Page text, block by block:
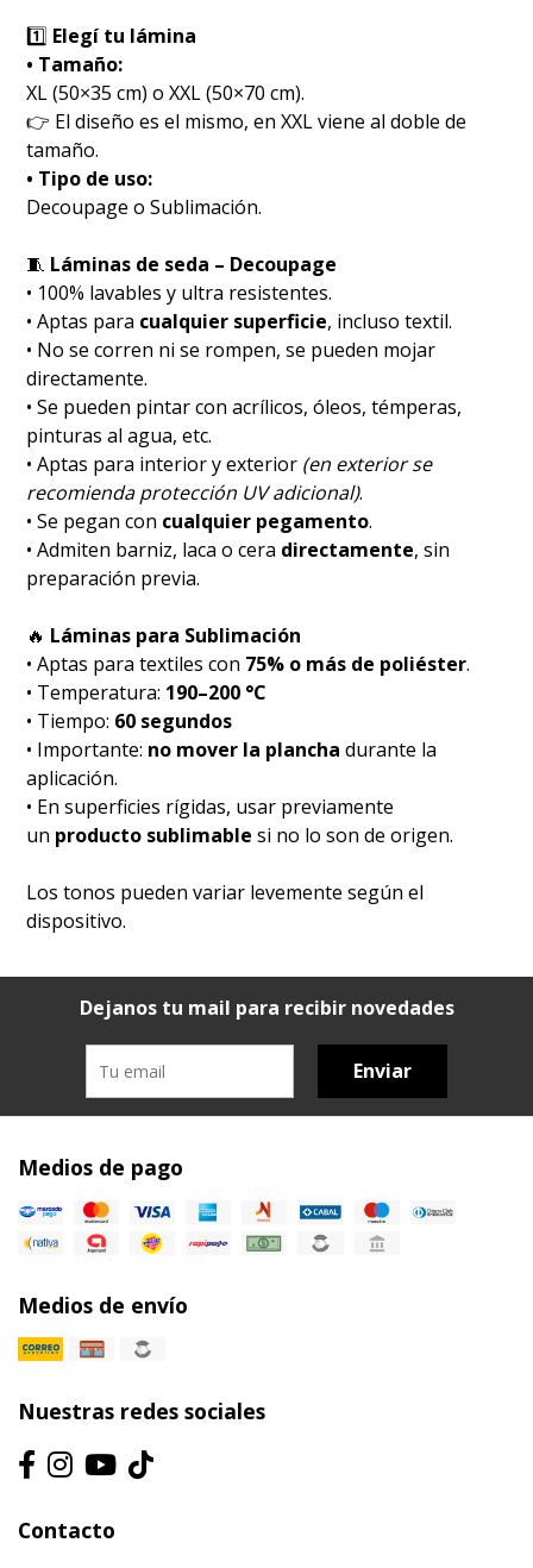
1️⃣ Elegí tu lámina
• Tamaño:
XL (50×35 cm) o XXL (50×70 cm).
👉 El diseño es el mismo, en XXL viene al doble de
tamaño.
• Tipo de uso:
Decoupage o Sublimación.
🧵 Láminas de seda – Decoupage
• 100% lavables y ultra resistentes.
• Aptas para cualquier superficie, incluso textil.
• No se corren ni se rompen, se pueden mojar
directamente.
• Se pueden pintar con acrílicos, óleos, témperas,
pinturas al agua, etc.
• Aptas para interior y exterior (en exterior se
recomienda protección UV adicional).
• Se pegan con cualquier pegamento.
• Admiten barniz, laca o cera directamente, sin
preparación previa.
🔥 Láminas para Sublimación
• Aptas para textiles con 75% o más de poliéster.
• Temperatura: 190–200 °C
• Tiempo: 60 segundos
• Importante: no mover la plancha durante la
aplicación.
• En superficies rígidas, usar previamente
un producto sublimable si no lo son de origen.
Los tonos pueden variar levemente según el
dispositivo.
Dejanos tu mail para recibir novedades
Enviar
Medios de pago
Medios de envío
Nuestras redes sociales
Contacto